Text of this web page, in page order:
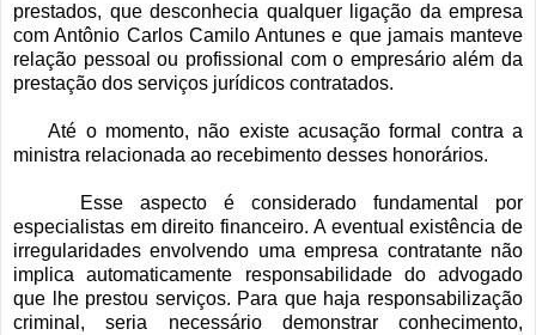
prestados, que desconhecia qualquer ligação da empresa
com Antônio Carlos Camilo Antunes e que jamais manteve
relação pessoal ou profissional com o empresário além da
prestação dos serviços jurídicos contratados.
Até o momento, não existe acusação formal contra a
ministra relacionada ao recebimento desses honorários.
Esse aspecto é considerado fundamental por
especialistas em direito financeiro. A eventual existência de
irregularidades envolvendo uma empresa contratante não
implica automaticamente responsabilidade do advogado
que lhe prestou serviços. Para que haja responsabilização
criminal, seria necessário demonstrar conhecimento,